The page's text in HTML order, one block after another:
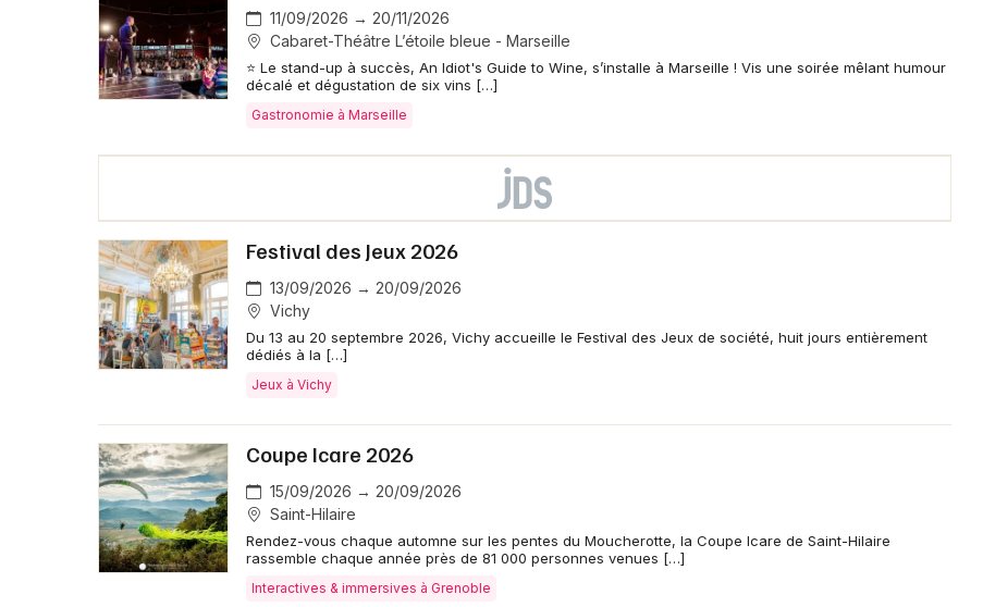
11/09/2026 → 20/11/2026
Cabaret-Théâtre L’étoile bleue - Marseille
⭐ Le stand-up à succès, An Idiot's Guide to Wine, s’installe à Marseille ! Vis une soirée mêlant humour
décalé et dégustation de six vins […]
Gastronomie à Marseille
Festival des Jeux 2026
13/09/2026 → 20/09/2026
Vichy
Du 13 au 20 septembre 2026, Vichy accueille le Festival des Jeux de société, huit jours entièrement
dédiés à la […]
Jeux à Vichy
Coupe Icare 2026
15/09/2026 → 20/09/2026
Saint-Hilaire
Rendez-vous chaque automne sur les pentes du Moucherotte, la Coupe Icare de Saint-Hilaire
rassemble chaque année près de 81 000 personnes venues […]
Interactives & immersives à Grenoble